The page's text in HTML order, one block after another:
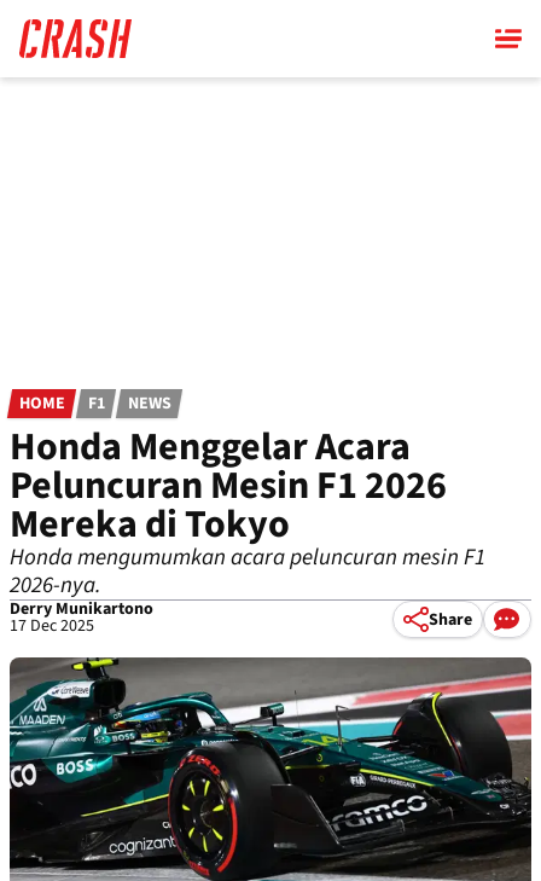
main
content
HOME F1 NEWS
Honda Menggelar Acara
Peluncuran Mesin F1 2026
Mereka di Tokyo
Honda mengumumkan acara peluncuran mesin F1
2026-nya.
Derry Munikartono
17 Dec 2025 Share